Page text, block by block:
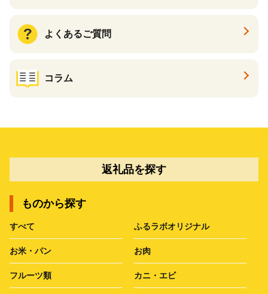
よくあるご質問
コラム
返礼品を探す
ものから探す
すべて ふるラボオリジナル
お米・パン お肉
フルーツ類 カニ・エビ